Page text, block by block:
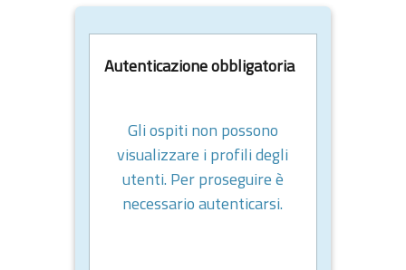
Autenticazione obbligatoria
Gli ospiti non possono
visualizzare i profili degli
utenti. Per proseguire è
necessario autenticarsi.